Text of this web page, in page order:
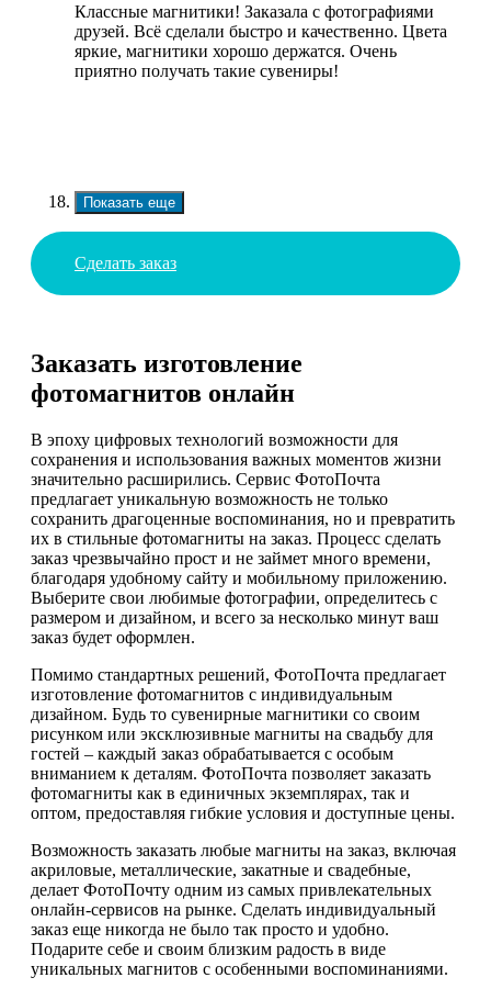
Классные магнитики! Заказала с фотографиями
друзей. Всё сделали быстро и качественно. Цвета
яркие, магнитики хорошо держатся. Очень
приятно получать такие сувениры!
Показать еще
Сделать заказ
Заказать изготовление
фотомагнитов онлайн
В эпоху цифровых технологий возможности для
сохранения и использования важных моментов жизни
значительно расширились. Сервис ФотоПочта
предлагает уникальную возможность не только
сохранить драгоценные воспоминания, но и превратить
их в стильные фотомагниты на заказ. Процесс сделать
заказ чрезвычайно прост и не займет много времени,
благодаря удобному сайту и мобильному приложению.
Выберите свои любимые фотографии, определитесь с
размером и дизайном, и всего за несколько минут ваш
заказ будет оформлен.
Помимо стандартных решений, ФотоПочта предлагает
изготовление фотомагнитов с индивидуальным
дизайном. Будь то сувенирные магнитики со своим
рисунком или эксклюзивные магниты на свадьбу для
гостей – каждый заказ обрабатывается с особым
вниманием к деталям. ФотоПочта позволяет заказать
фотомагниты как в единичных экземплярах, так и
оптом, предоставляя гибкие условия и доступные цены.
Возможность заказать любые магниты на заказ, включая
акриловые, металлические, закатные и свадебные,
делает ФотоПочту одним из самых привлекательных
онлайн-сервисов на рынке. Сделать индивидуальный
заказ еще никогда не было так просто и удобно.
Подарите себе и своим близким радость в виде
уникальных магнитов с особенными воспоминаниями.